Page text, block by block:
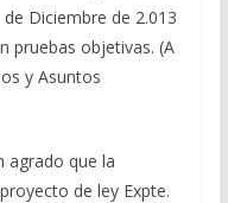
Diciembre de 2.013
pruebas objetivas. (A
y Asuntos
agrado que la
de ley Expte.